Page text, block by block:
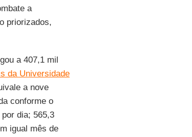
a
priorizados,
a 407,1 mil
da Universidade
a nove
conforme o
dia; 565,3
igual mês de